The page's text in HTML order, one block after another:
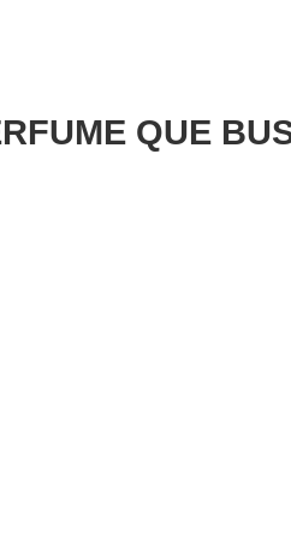
QUE